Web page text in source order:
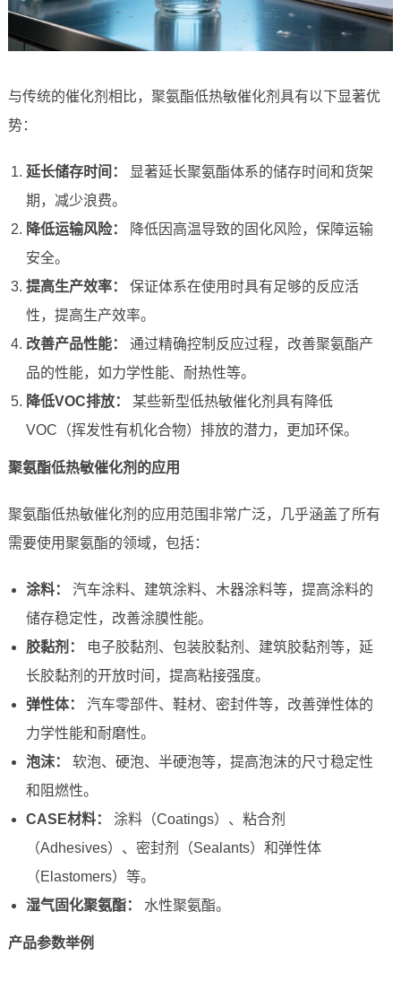
与传统的催化剂相比，聚氨酯低热敏催化剂具有以下显著优
势：
延长储存时间：
显著延长聚氨酯体系的储存时间和货架
期，减少浪费。
降低运输风险：
降低因高温导致的固化风险，保障运输
安全。
提高生产效率：
保证体系在使用时具有足够的反应活
性，提高生产效率。
改善产品性能：
通过精确控制反应过程，改善聚氨酯产
品的性能，如力学性能、耐热性等。
降低VOC排放：
某些新型低热敏催化剂具有降低
VOC（挥发性有机化合物）排放的潜力，更加环保。
聚氨酯低热敏催化剂的应用
聚氨酯低热敏催化剂的应用范围非常广泛，几乎涵盖了所有
需要使用聚氨酯的领域，包括：
涂料：
汽车涂料、建筑涂料、木器涂料等，提高涂料的
储存稳定性，改善涂膜性能。
胶黏剂：
电子胶黏剂、包装胶黏剂、建筑胶黏剂等，延
长胶黏剂的开放时间，提高粘接强度。
弹性体：
汽车零部件、鞋材、密封件等，改善弹性体的
力学性能和耐磨性。
泡沫：
软泡、硬泡、半硬泡等，提高泡沫的尺寸稳定性
和阻燃性。
CASE材料：
涂料（Coatings）、粘合剂
（Adhesives）、密封剂（Sealants）和弹性体
（Elastomers）等。
湿气固化聚氨酯：
水性聚氨酯。
产品参数举例